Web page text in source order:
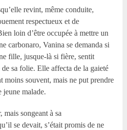
revint, même conduite,
respectueux et de
loin d’être occupée à mettre un
carbonaro, Vanina se demanda si
fille, jusque-là si fière, sentit
de sa folie. Elle affecta de la gaieté
moins souvent, mais ne put prendre
jeune malade.
songeant à sa
se devait, s’était promis de ne